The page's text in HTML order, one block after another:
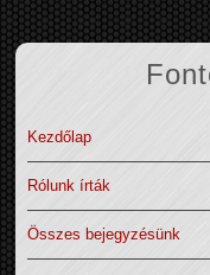
Kezdőlap
Rólunk írták
Összes bejegyzésünk